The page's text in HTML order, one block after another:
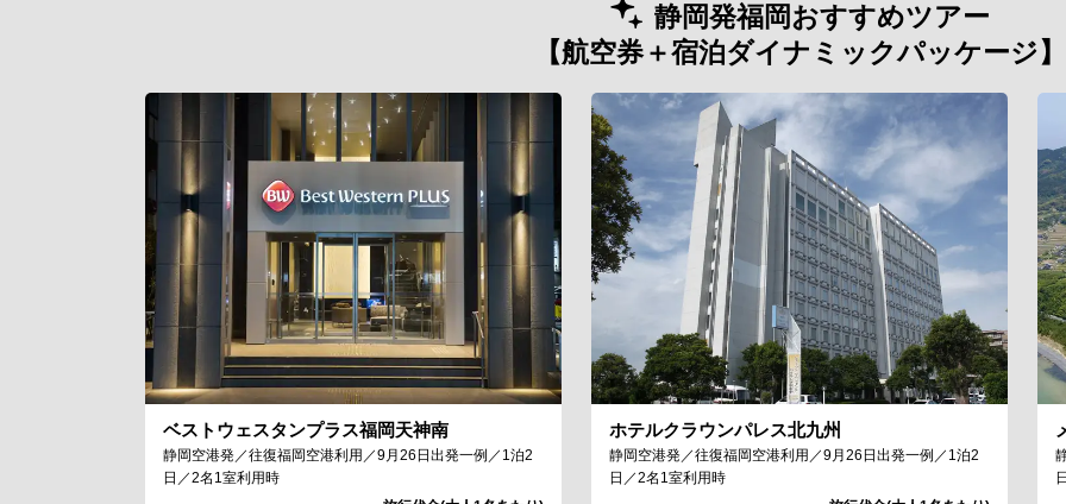
静岡発福岡おすすめツアー
【航空券＋宿泊ダイナミックパッケージ】
ベストウェスタンプラス福岡天神南
静岡空港発／往復福岡空港利用／9月26日出発一例／1泊2
日／2名1室利用時
ホテルクラウンパレス北九州
静岡空港発／往復福岡空港利用／9月26日出発一例／1泊2
日／2名1室利用時